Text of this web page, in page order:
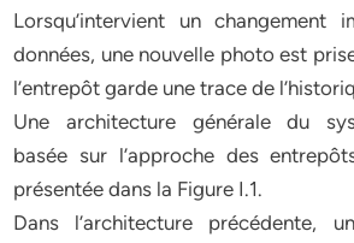
Lorsqu’intervient un changement
données, une nouvelle photo est
l’entrepôt garde une trace de
Une architecture générale du
basée sur l’approche des
présentée dans la Figure I.1.
Dans l’architecture précédente,